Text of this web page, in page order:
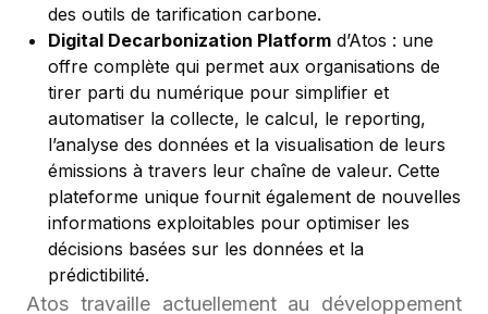
des outils de tarification carbone.
Digital Decarbonization Platform d’Atos : une
offre complète qui permet aux organisations de
tirer parti du numérique pour simplifier et
automatiser la collecte, le calcul, le reporting,
l’analyse des données et la visualisation de leurs
émissions à travers leur chaîne de valeur. Cette
plateforme unique fournit également de nouvelles
informations exploitables pour optimiser les
décisions basées sur les données et la
prédictibilité.
Atos travaille actuellement au développement